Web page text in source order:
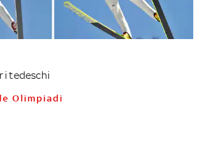
i tedeschi
Olimpiadi